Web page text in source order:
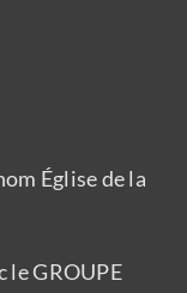
Église de la
le GROUPE